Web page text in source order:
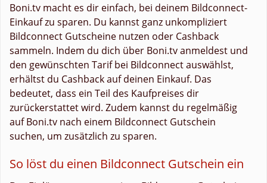
Boni.tv macht es dir einfach, bei deinem Bildconnect-
Einkauf zu sparen. Du kannst ganz unkompliziert
Bildconnect Gutscheine nutzen oder Cashback
sammeln. Indem du dich über Boni.tv anmeldest und
den gewünschten Tarif bei Bildconnect auswählst,
erhältst du Cashback auf deinen Einkauf. Das
bedeutet, dass ein Teil des Kaufpreises dir
zurückerstattet wird. Zudem kannst du regelmäßig
auf Boni.tv nach einem Bildconnect Gutschein
suchen, um zusätzlich zu sparen.
So löst du einen Bildconnect Gutschein ein